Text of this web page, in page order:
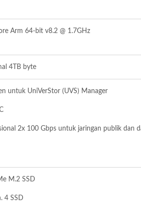
Arm 64-bit v8.2 @ 1.7GHz
4TB byte
untuk UniVerStor (UVS) Manager
2x 100 Gbps untuk jaringan publik dan
M.2 SSD
4 SSD
GUI)